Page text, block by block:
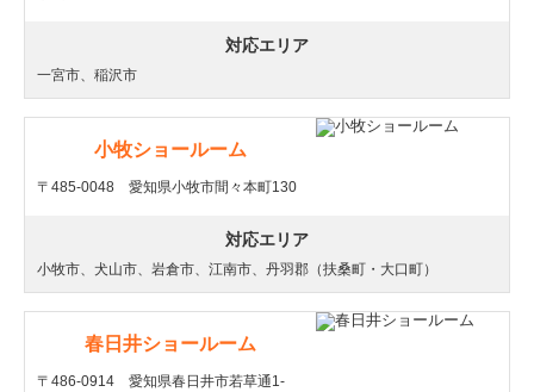
対応エリア
一宮市、稲沢市
小牧ショールーム
〒485-0048 愛知県小牧市間々本町130
対応エリア
小牧市、犬山市、岩倉市、江南市、丹羽郡（扶桑町・大口町）
春日井ショールーム
〒486-0914 愛知県春日井市若草通1-